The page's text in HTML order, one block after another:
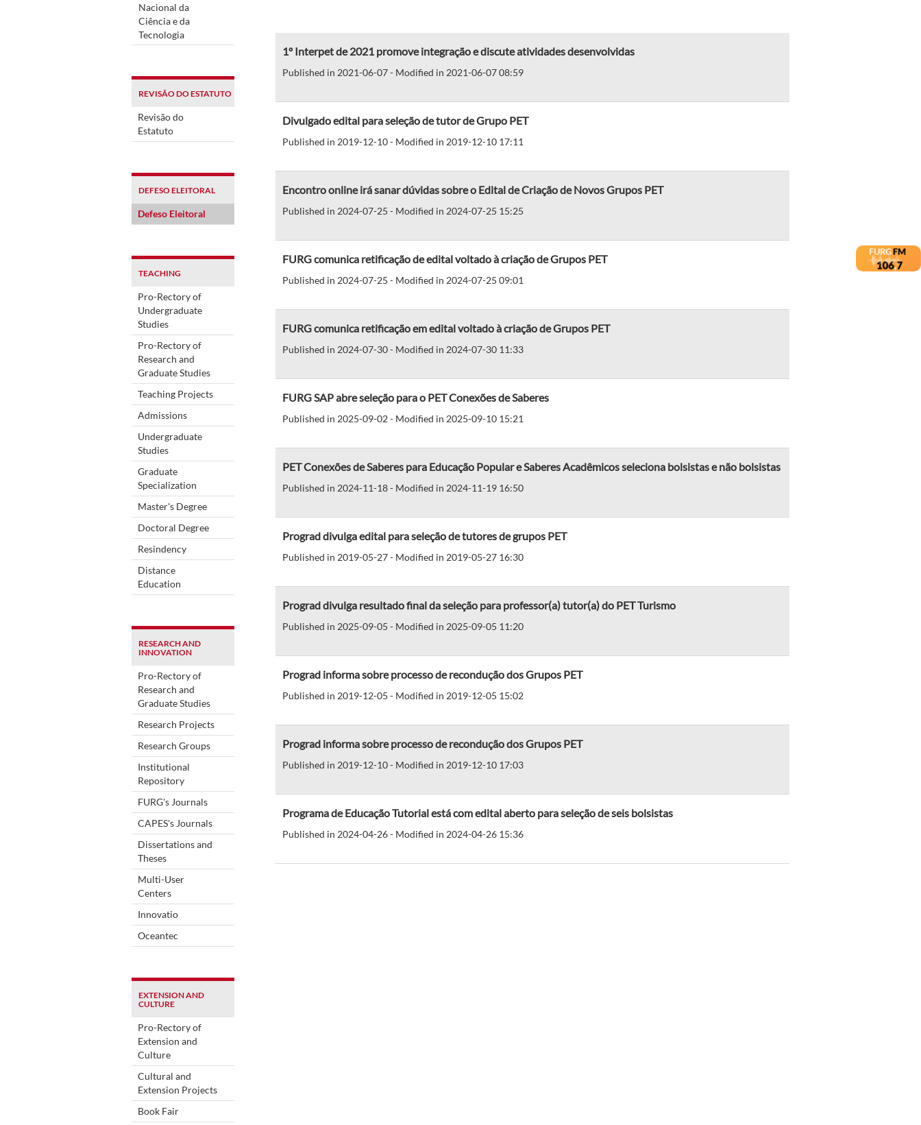
Nacional da
Ciência e da
Tecnologia
REVISÃO DO ESTATUTO
Revisão do
Estatuto
DEFESO ELEITORAL
Defeso Eleitoral
TEACHING
Pro-Rectory of
Undergraduate
Studies
Pro-Rectory of
Research and
Graduate Studies
Teaching Projects
Admissions
Undergraduate
Studies
Graduate
Specialization
Master's Degree
Doctoral Degree
Resindency
Distance
Education
RESEARCH AND
INNOVATION
Pro-Rectory of
Research and
Graduate Studies
Research Projects
Research Groups
Institutional
Repository
FURG's Journals
CAPES's Journals
Dissertations and
Theses
Multi-User
Centers
Innovatio
Oceantec
EXTENSION AND
CULTURE
Pro-Rectory of
Extension and
Culture
Cultural and
Extension Projects
Book Fair
1º Interpet de 2021 promove integração e discute atividades desenvolvidas
Published in 2021-06-07 - Modified in 2021-06-07 08:59
Divulgado edital para seleção de tutor de Grupo PET
Published in 2019-12-10 - Modified in 2019-12-10 17:11
Encontro online irá sanar dúvidas sobre o Edital de Criação de Novos Grupos PET
Published in 2024-07-25 - Modified in 2024-07-25 15:25
FURG comunica retificação de edital voltado à criação de Grupos PET
Published in 2024-07-25 - Modified in 2024-07-25 09:01
FURG comunica retificação em edital voltado à criação de Grupos PET
Published in 2024-07-30 - Modified in 2024-07-30 11:33
FURG SAP abre seleção para o PET Conexões de Saberes
Published in 2025-09-02 - Modified in 2025-09-10 15:21
PET Conexões de Saberes para Educação Popular e Saberes Acadêmicos seleciona bolsistas e não bolsistas
Published in 2024-11-18 - Modified in 2024-11-19 16:50
Prograd divulga edital para seleção de tutores de grupos PET
Published in 2019-05-27 - Modified in 2019-05-27 16:30
Prograd divulga resultado final da seleção para professor(a) tutor(a) do PET Turismo
Published in 2025-09-05 - Modified in 2025-09-05 11:20
Prograd informa sobre processo de recondução dos Grupos PET
Published in 2019-12-05 - Modified in 2019-12-05 15:02
Prograd informa sobre processo de recondução dos Grupos PET
Published in 2019-12-10 - Modified in 2019-12-10 17:03
Programa de Educação Tutorial está com edital aberto para seleção de seis bolsistas
Published in 2024-04-26 - Modified in 2024-04-26 15:36